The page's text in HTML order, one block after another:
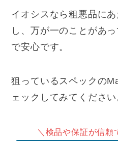
イオシスなら粗悪品に
し、万が一のことがあ
で安心です。
狙っているスペックの
ェックしてみてください
＼検品や保証が信頼